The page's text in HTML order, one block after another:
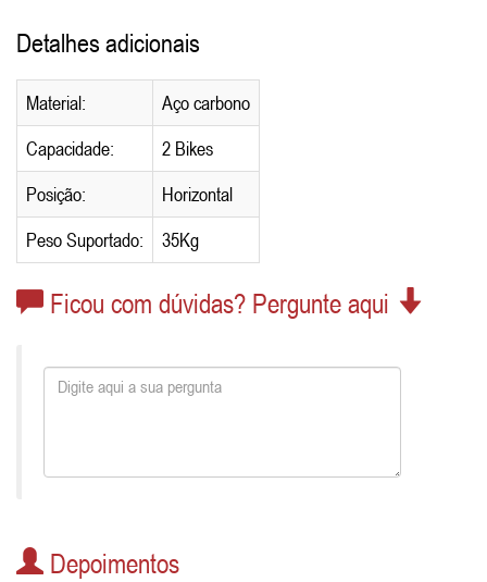
Detalhes adicionais
Material:
Aço carbono
Capacidade:
2 Bikes
Posição:
Horizontal
Peso Suportado:
35Kg
Ficou com dúvidas? Pergunte aqui
Depoimentos